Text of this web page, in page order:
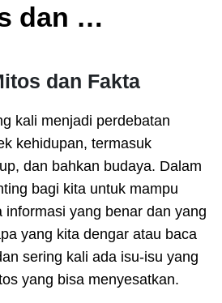
PKV: Mitos dan Fakta yang Perlu Diketahui
dan Fakta
kali menjadi perdebatan
kehidupan, termasuk
dan bahkan budaya. Dalam
bagi kita untuk mampu
informasi yang benar dan yang
yang kita dengar atau baca
sering kali ada isu-isu yang
yang bisa menyesatkan.